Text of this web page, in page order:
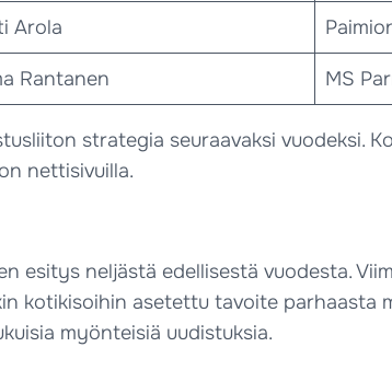
Arola
Rantanen MS
strategia seuraavaksi vuodeksi.
nettisivuilla.
esitys neljästä edellisestä vuodesta.
kotikisoihin asetettu tavoite parhaasta
myönteisiä uudistuksia.